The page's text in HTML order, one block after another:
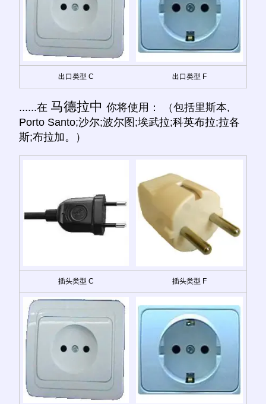
出口类型 C 出口类型 F
......在 马德拉中 你将使用： （包括里斯本,
Porto Santo;沙尔;波尔图;埃武拉;科英布拉;拉各
斯;布拉加。）
插头类型 C 插头类型 F